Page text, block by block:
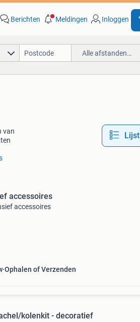
Berichten Meldingen Inloggen
Alle afstanden…
van
Lijst
accessoires
accessoires
Ophalen of Verzenden
kolenkit - decoratief